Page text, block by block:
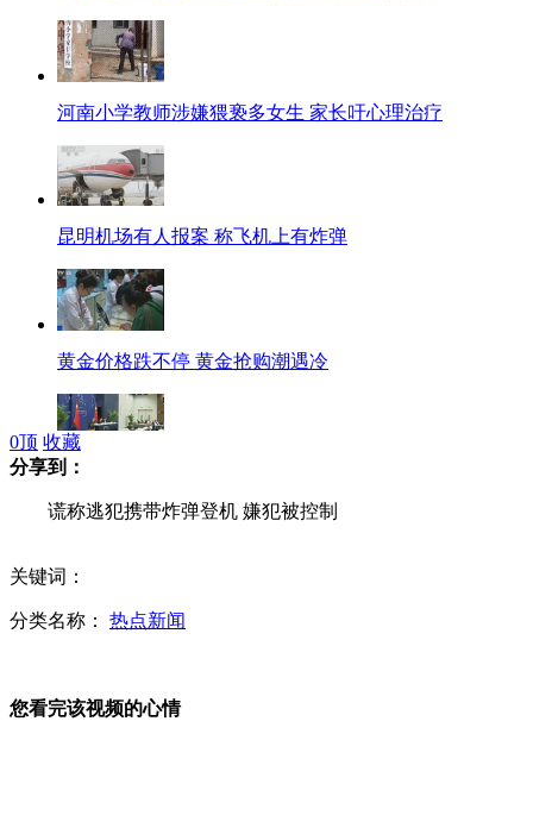
河南小学教师涉嫌猥亵多女生 家长吁心理治疗
昆明机场有人报案 称飞机上有炸弹
黄金价格跌不停 黄金抢购潮遇冷
法甲新豪门4500万欧元欲引进法尔考
0顶 收藏
分享到：
谎称逃犯携带炸弹登机 嫌犯被控制
关键词：
分类名称： 热点新闻
您看完该视频的心情